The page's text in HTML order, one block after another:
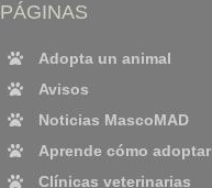
PÁGINAS
Adopta un animal
Avisos
Noticias MascoMAD
Aprende cómo adoptar
Clínicas veterinarias